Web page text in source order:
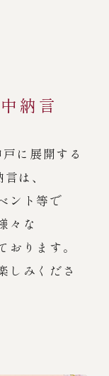
納言
に展開する
は、
ント等で
々な
ります。
しみくださ